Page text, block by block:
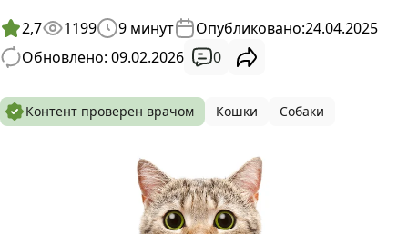
2,7 1199 9 минут Опубликовано:24.04.2025
Обновлено: 09.02.2026
0
Контент проверен врачом Кошки Собаки